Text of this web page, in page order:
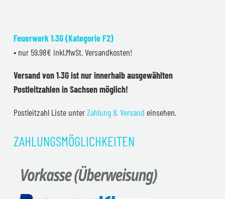
Feuerwerk 1.3G (Kategorie F2)
• nur 59,98€ inkl.MwSt. Versandkosten!
Versand von 1.3G ist nur innerhalb ausgewählten
Postleitzahlen in Sachsen möglich!
Postleitzahl Liste unterZahlung & Versand einsehen.
ZAHLUNGSMÖGLICHKEITEN